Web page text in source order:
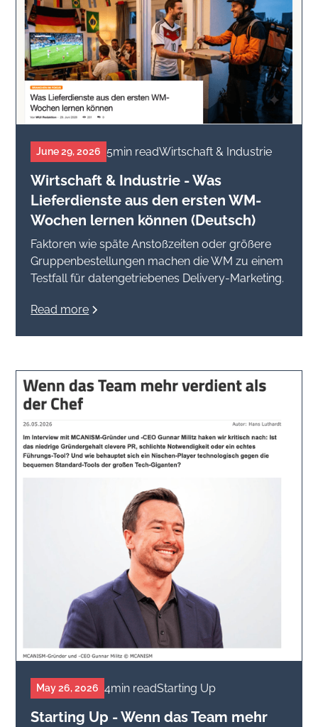
June 29, 2026 5min readWirtschaft & Industrie
Wirtschaft & Industrie - Was
Lieferdienste aus den ersten WM-
Wochen lernen können (Deutsch)
Faktoren wie späte Anstoßzeiten oder größere
Gruppenbestellungen machen die WM zu einem
Testfall für datengetriebenes Delivery-Marketing.
Read more
May 26, 2026 4min readStarting Up
Starting Up - Wenn das Team mehr